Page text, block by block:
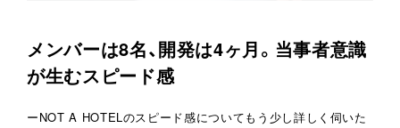
メンバーは8名、開発は4ヶ月。当事者意識
が生むスピード感
ーNOT A HOTELのスピード感についてもう少し詳しく伺いた